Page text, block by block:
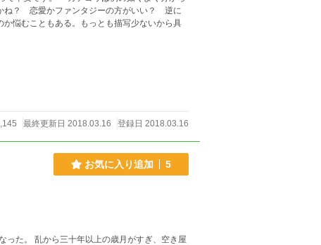
ね？ 恋愛かファンタジーの方がいい？ 逆に
悩むこともある。もっとも描写少ないから具
最終更新日 2018.03.16 登録日 2018.03.16
お気に入り追加 5
った。 乱から三十年以上の歳月がすぎ、空き屋